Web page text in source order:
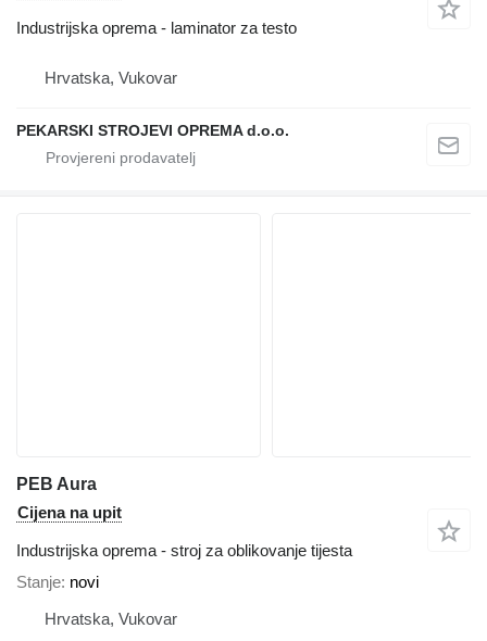
Industrijska oprema - laminator za testo
Hrvatska, Vukovar
PEKARSKI STROJEVI OPREMA d.o.o.
PEB Aura
Cijena na upit
Industrijska oprema - stroj za oblikovanje tijesta
Stanje novi
Hrvatska, Vukovar